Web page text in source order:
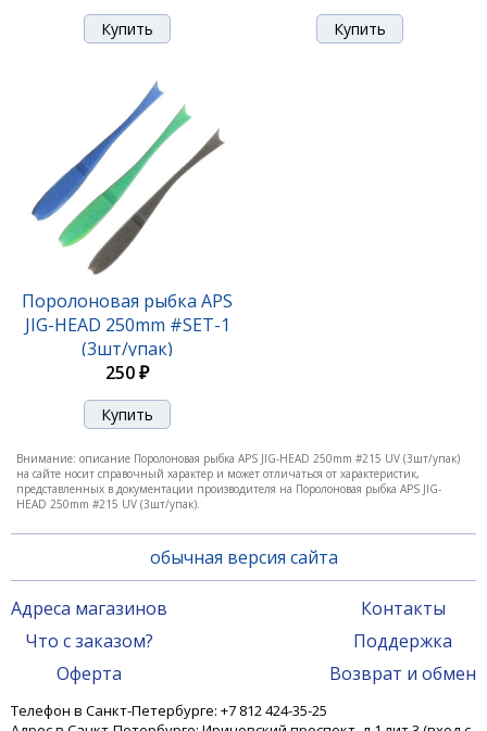
Поролоновая рыбка APS JIG-HEAD 175mm #220 UV
Поролоновая рыбка APS
JIG-HEAD 250mm #SET-1
(3шт/упак)
250 ₽
Внимание: описание Поролоновая рыбка APS JIG-HEAD 250mm #215 UV (3шт/упак)
на сайте носит справочный характер и может отличаться от характеристик,
представленных в документации производителя на Поролоновая рыбка APS JIG-
HEAD 250mm #215 UV (3шт/упак).
обычная версия сайта
Адреса магазинов
Что с заказом?
Оферта
Контакты
Поддержка
Возврат и обмен
Телефон в Санкт-Петербурге: +7 812 424-35-25